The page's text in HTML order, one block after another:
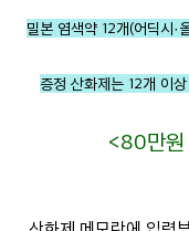
밀본 염색약 12개(어딕시·
증정 산화제는 12개 이
<80만원